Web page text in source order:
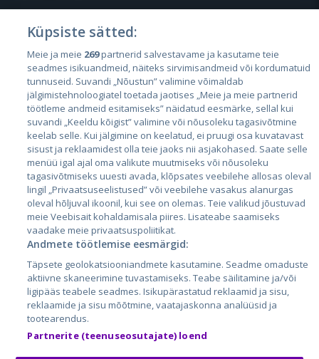
Riigid
Eesti
Läti
Leedu
City24.lv
City24.ee
GetaPro.lv
GetaPro.ee
Autoplius.lt
CVbankas.lt
Kainos.lt
Paslaugos.lt
auto24.ee
Osta.ee
Küpsiste sätted:
Meie ja meie 269partnerid salvestavame ja kasutame teie
seadmes isikuandmeid, näiteks sirvimisandmeid või kordumatuid
tunnuseid. Suvandi „Nõustun” valimine võimaldab
jälgimistehnoloogiatel toetada jaotises „Meie ja meie partnerid
töötleme andmeid esitamiseks” näidatud eesmärke, sellal kui
suvandi „Keeldu kõigist” valimine või nõusoleku tagasivõtmine
keelab selle. Kui jälgimine on keelatud, ei pruugi osa kuvatavast
sisust ja reklaamidest olla teie jaoks nii asjakohased. Saate selle
menüü igal ajal oma valikute muutmiseks või nõusoleku
tagasivõtmiseks uuesti avada, klõpsates veebilehe allosas oleval
lingil „Privaatsuseelistused” või veebilehe vasakus alanurgas
oleval hõljuval ikoonil, kui see on olemas. Teie valikud jõustuvad
meie Veebisait kohaldamisala piires. Lisateabe saamiseks
vaadake meie privaatsuspoliitikat.
Andmete töötlemise eesmärgid:
Täpsete geolokatsiooniandmete kasutamine. Seadme omaduste
aktiivne skaneerimine tuvastamiseks. Teabe säilitamine ja/või
ligipääs teabele seadmes. Isikupärastatud reklaamid ja sisu,
reklaamide ja sisu mõõtmine, vaatajaskonna analüüsid ja
tootearendus.
Partnerite (teenuseosutajate) loend